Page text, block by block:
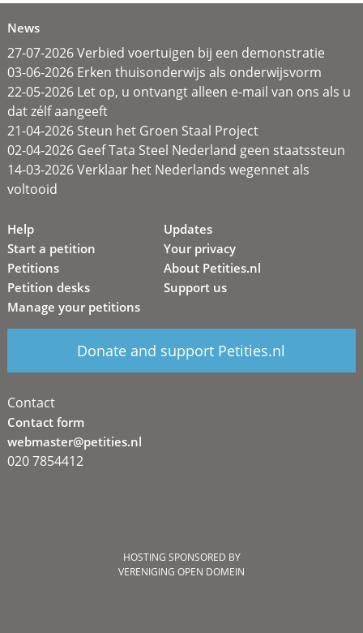
News
27-07-2026 Verbied voertuigen bij een demonstratie
03-06-2026 Erken thuisonderwijs als onderwijsvorm
22-05-2026 Let op, u ontvangt alleen e-mail van ons als u
dat zélf aangeeft
21-04-2026 Steun het Groen Staal Project
02-04-2026 Geef Tata Steel Nederland geen staatssteun
14-03-2026 Verklaar het Nederlands wegennet als
voltooid
Help
Start a petition
Petitions
Petition desks
Manage your petitions
Updates
Your privacy
About Petities.nl
Support us
Donate and support Petities.nl
Contact
Contact form
webmaster@petities.nl
020 7854412
HOSTING SPONSORED BY
VERENIGING OPEN DOMEIN